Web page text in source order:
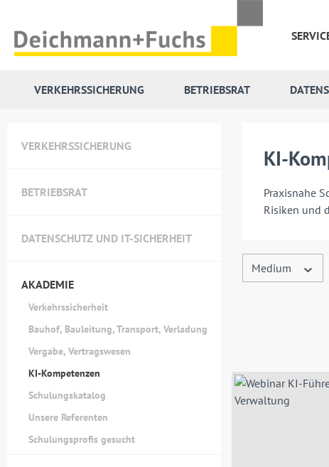
VERKEHRSSICHERUNG BETRIEBSRAT
VERKEHRSSICHERUNG
BETRIEBSRAT
DATENSCHUTZ UND IT-SICHERHEIT
AKADEMIE
Verkehrssicherheit
Bauhof, Bauleitung, Transport, Verladung
Vergabe, Vertragswesen
KI-Kompetenzen
Schulungskatalog
Unsere Referenten
Schulungsprofis gesucht
KI-
Praxisnahe
Risiken und
Medium